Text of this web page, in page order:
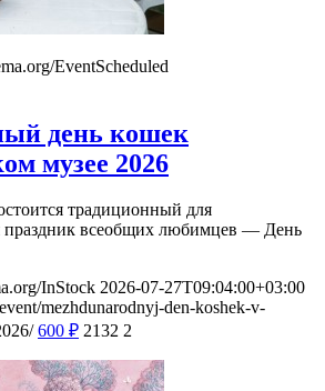
EventScheduled
день кошек
музее 2026
традиционный для
праздник всеобщих любимцев — День
InStock 2026-07-27T09:04:00+03:00
mezhdunarodnyj-den-koshek-v-
600 ₽ 2132 2